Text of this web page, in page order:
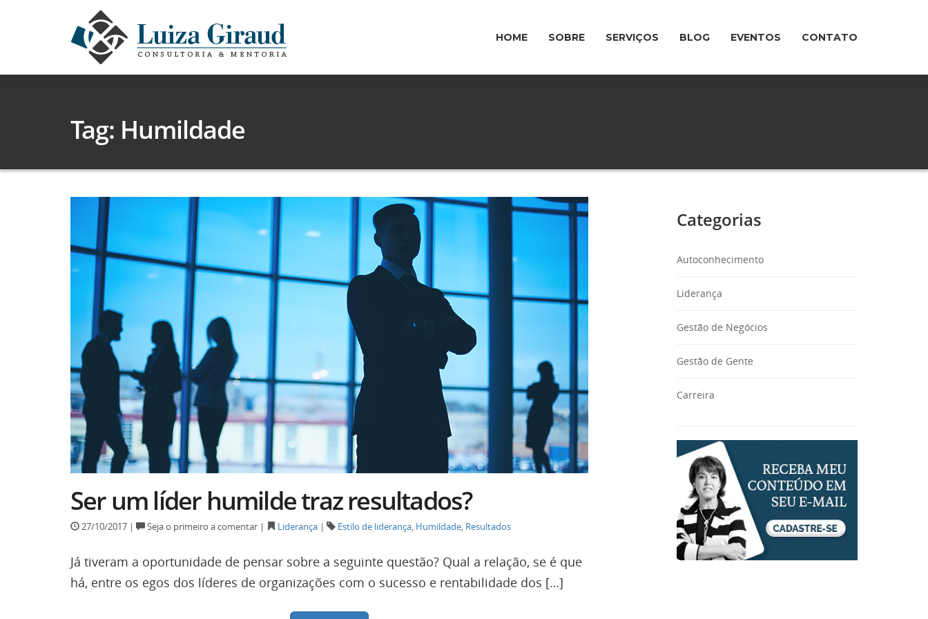
HOME SOBRE SERVIÇOS BLOG EVENTOS CONTATO
Tag: Humildade
Ser um líder humilde traz resultados?
27/10/2017 | Seja o primeiro a comentar | Liderança | Estilo de liderança, Humildade, Resultados
Já tiveram a oportunidade de pensar sobre a seguinte questão? Qual a relação, se é que
há, entre os egos dos líderes de organizações com o sucesso e rentabilidade dos […]
Categorias
Autoconhecimento
Liderança
Gestão de Negócios
Gestão de Gente
Carreira